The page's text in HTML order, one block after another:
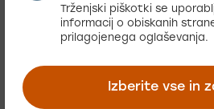
Za prenos e-priročnika
Ime
Trženjski piškotki se
informacij o obiskanih
prilagojenega oglaševanja.
Izberite vse in